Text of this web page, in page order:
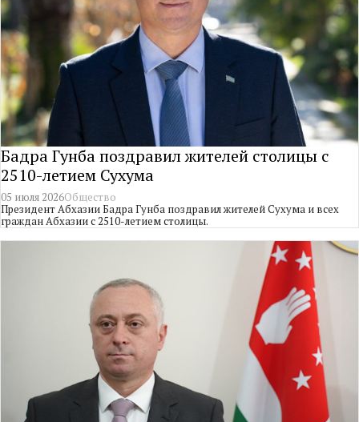
Бадра Гунба поздравил жителей столицы с
2510-летием Сухума
05 июля 2026Общество
Президент Абхазии Бадра Гунба поздравил жителей Сухума и всех
граждан Абхазии с 2510-летием столицы.